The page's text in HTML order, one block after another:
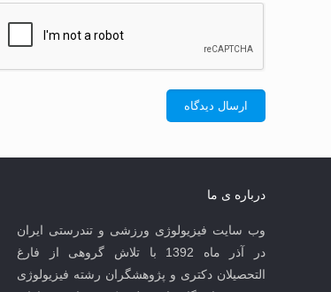
درباره ی ما
وب سایت فیزیولوژی ورزشی و تندرستی ایران
در آذر ماه 1392 با تلاش گروهی از فارغ
التحصیلان دکتری و پژوهشگران رشته فیزیولوژی